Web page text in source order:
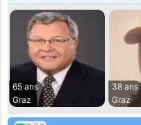
65 ans
Graz
38 ans
Graz